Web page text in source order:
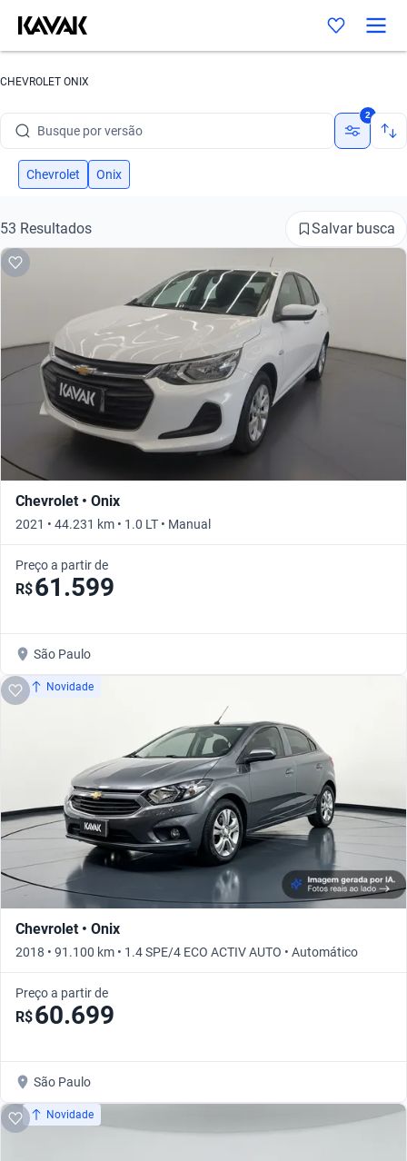
CHEVROLET ONIX
Busque por marca
Busque por versão
Busque por ano
Busque por modelo
Busque por ano
2
Chevrolet Onix
53 Resultados Salvar busca
Chevrolet • Onix
2021 • 44.231 km • 1.0 LT • Manual
Preço a partir de
R$61.599
São Paulo
Novidade
Chevrolet • Onix
2018 • 91.100 km • 1.4 SPE/4 ECO ACTIV AUTO • Automático
Preço a partir de
R$60.699
São Paulo
Novidade